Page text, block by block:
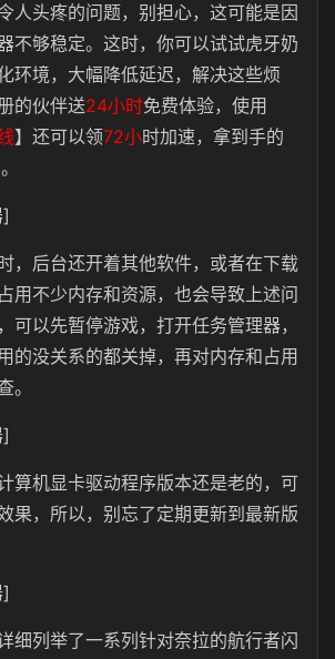
人头疼的问题，别担心，这可能是因
不够稳定。这时，你可以试试虎牙奶
环境，大幅降低延迟，解决这些烦
的伙伴送24小时免费体验，使用
】还可以领72小时加速，拿到手的
。
，后台还开着其他软件，或者在下载
用不少内存和资源，也会导致上述问
可以先暂停游戏，打开任务管理器，
的没关系的都关掉，再对内存和占用
。
算机显卡驱动程序版本还是老的，可
果，所以，别忘了定期更新到最新版
细列举了一系列针对奈拉的航行者闪